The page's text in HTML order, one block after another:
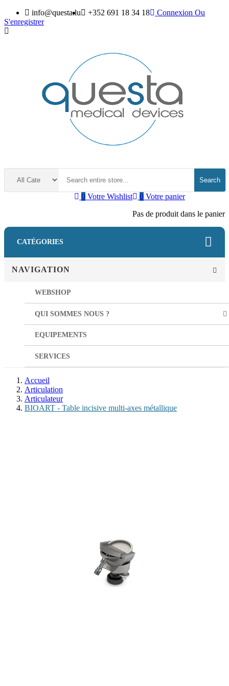
info@questa.lu +352 691 18 34 18 Connexion Ou
S'enregistrer
Search
0 Votre panier
Pas de produit dans le panier
0 Votre Wishlist
CATÉGORIES
NAVIGATION
WEBSHOP
QUI SOMMES NOUS ?
EQUIPEMENTS
SERVICES
Accueil
Articulation
Articulateur
BIOART - Table incisive multi-axes métallique